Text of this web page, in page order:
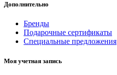
Дополнительно
Бренды
Подарочные сертификаты
Специальные предложения
Моя учетная запись